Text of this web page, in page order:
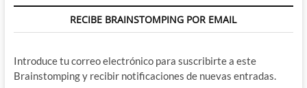
RECIBE BRAINSTOMPING POR EMAIL
Introduce tu correo electrónico para suscribirte a este
Brainstomping y recibir notificaciones de nuevas entradas.